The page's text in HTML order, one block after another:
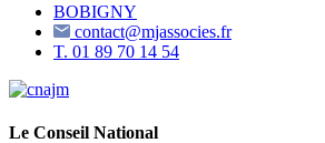
BOBIGNY
contact@mjassocies.fr
T. 01 89 70 14 54
Le Conseil National